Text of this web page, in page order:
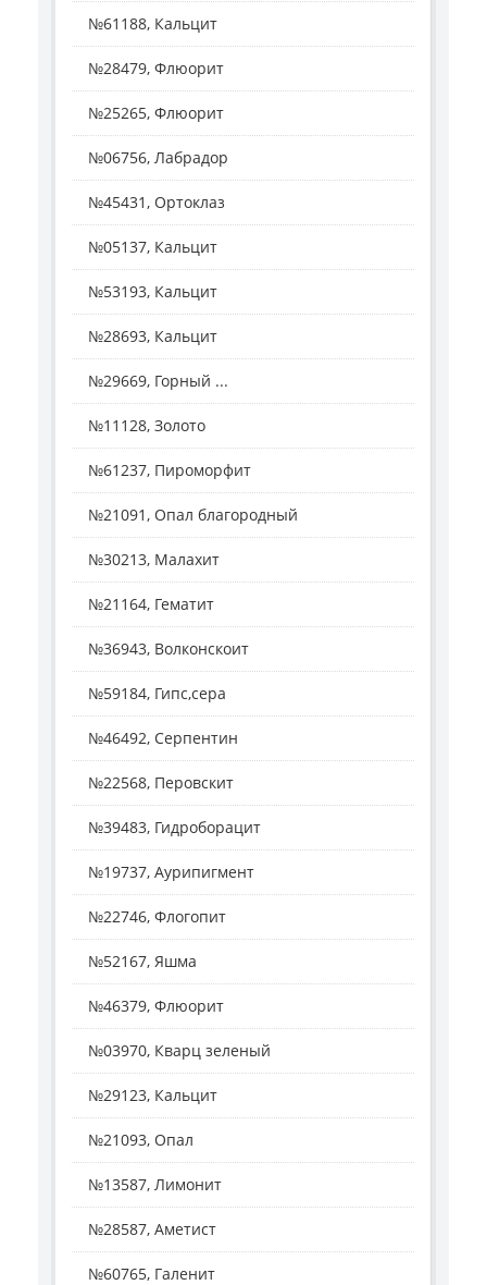
№61188, Кальцит
№28479, Флюорит
№25265, Флюорит
№06756, Лабрадор
№45431, Ортоклаз
№05137, Кальцит
№53193, Кальцит
№28693, Кальцит
№29669, Горный ...
№11128, Золото
№61237, Пироморфит
№21091, Опал благородный
№30213, Малахит
№21164, Гематит
№36943, Волконскоит
№59184, Гипс,сера
№46492, Серпентин
№22568, Перовскит
№39483, Гидроборацит
№19737, Аурипигмент
№22746, Флогопит
№52167, Яшма
№46379, Флюорит
№03970, Кварц зеленый
№29123, Кальцит
№21093, Опал
№13587, Лимонит
№28587, Аметист
№60765, Галенит